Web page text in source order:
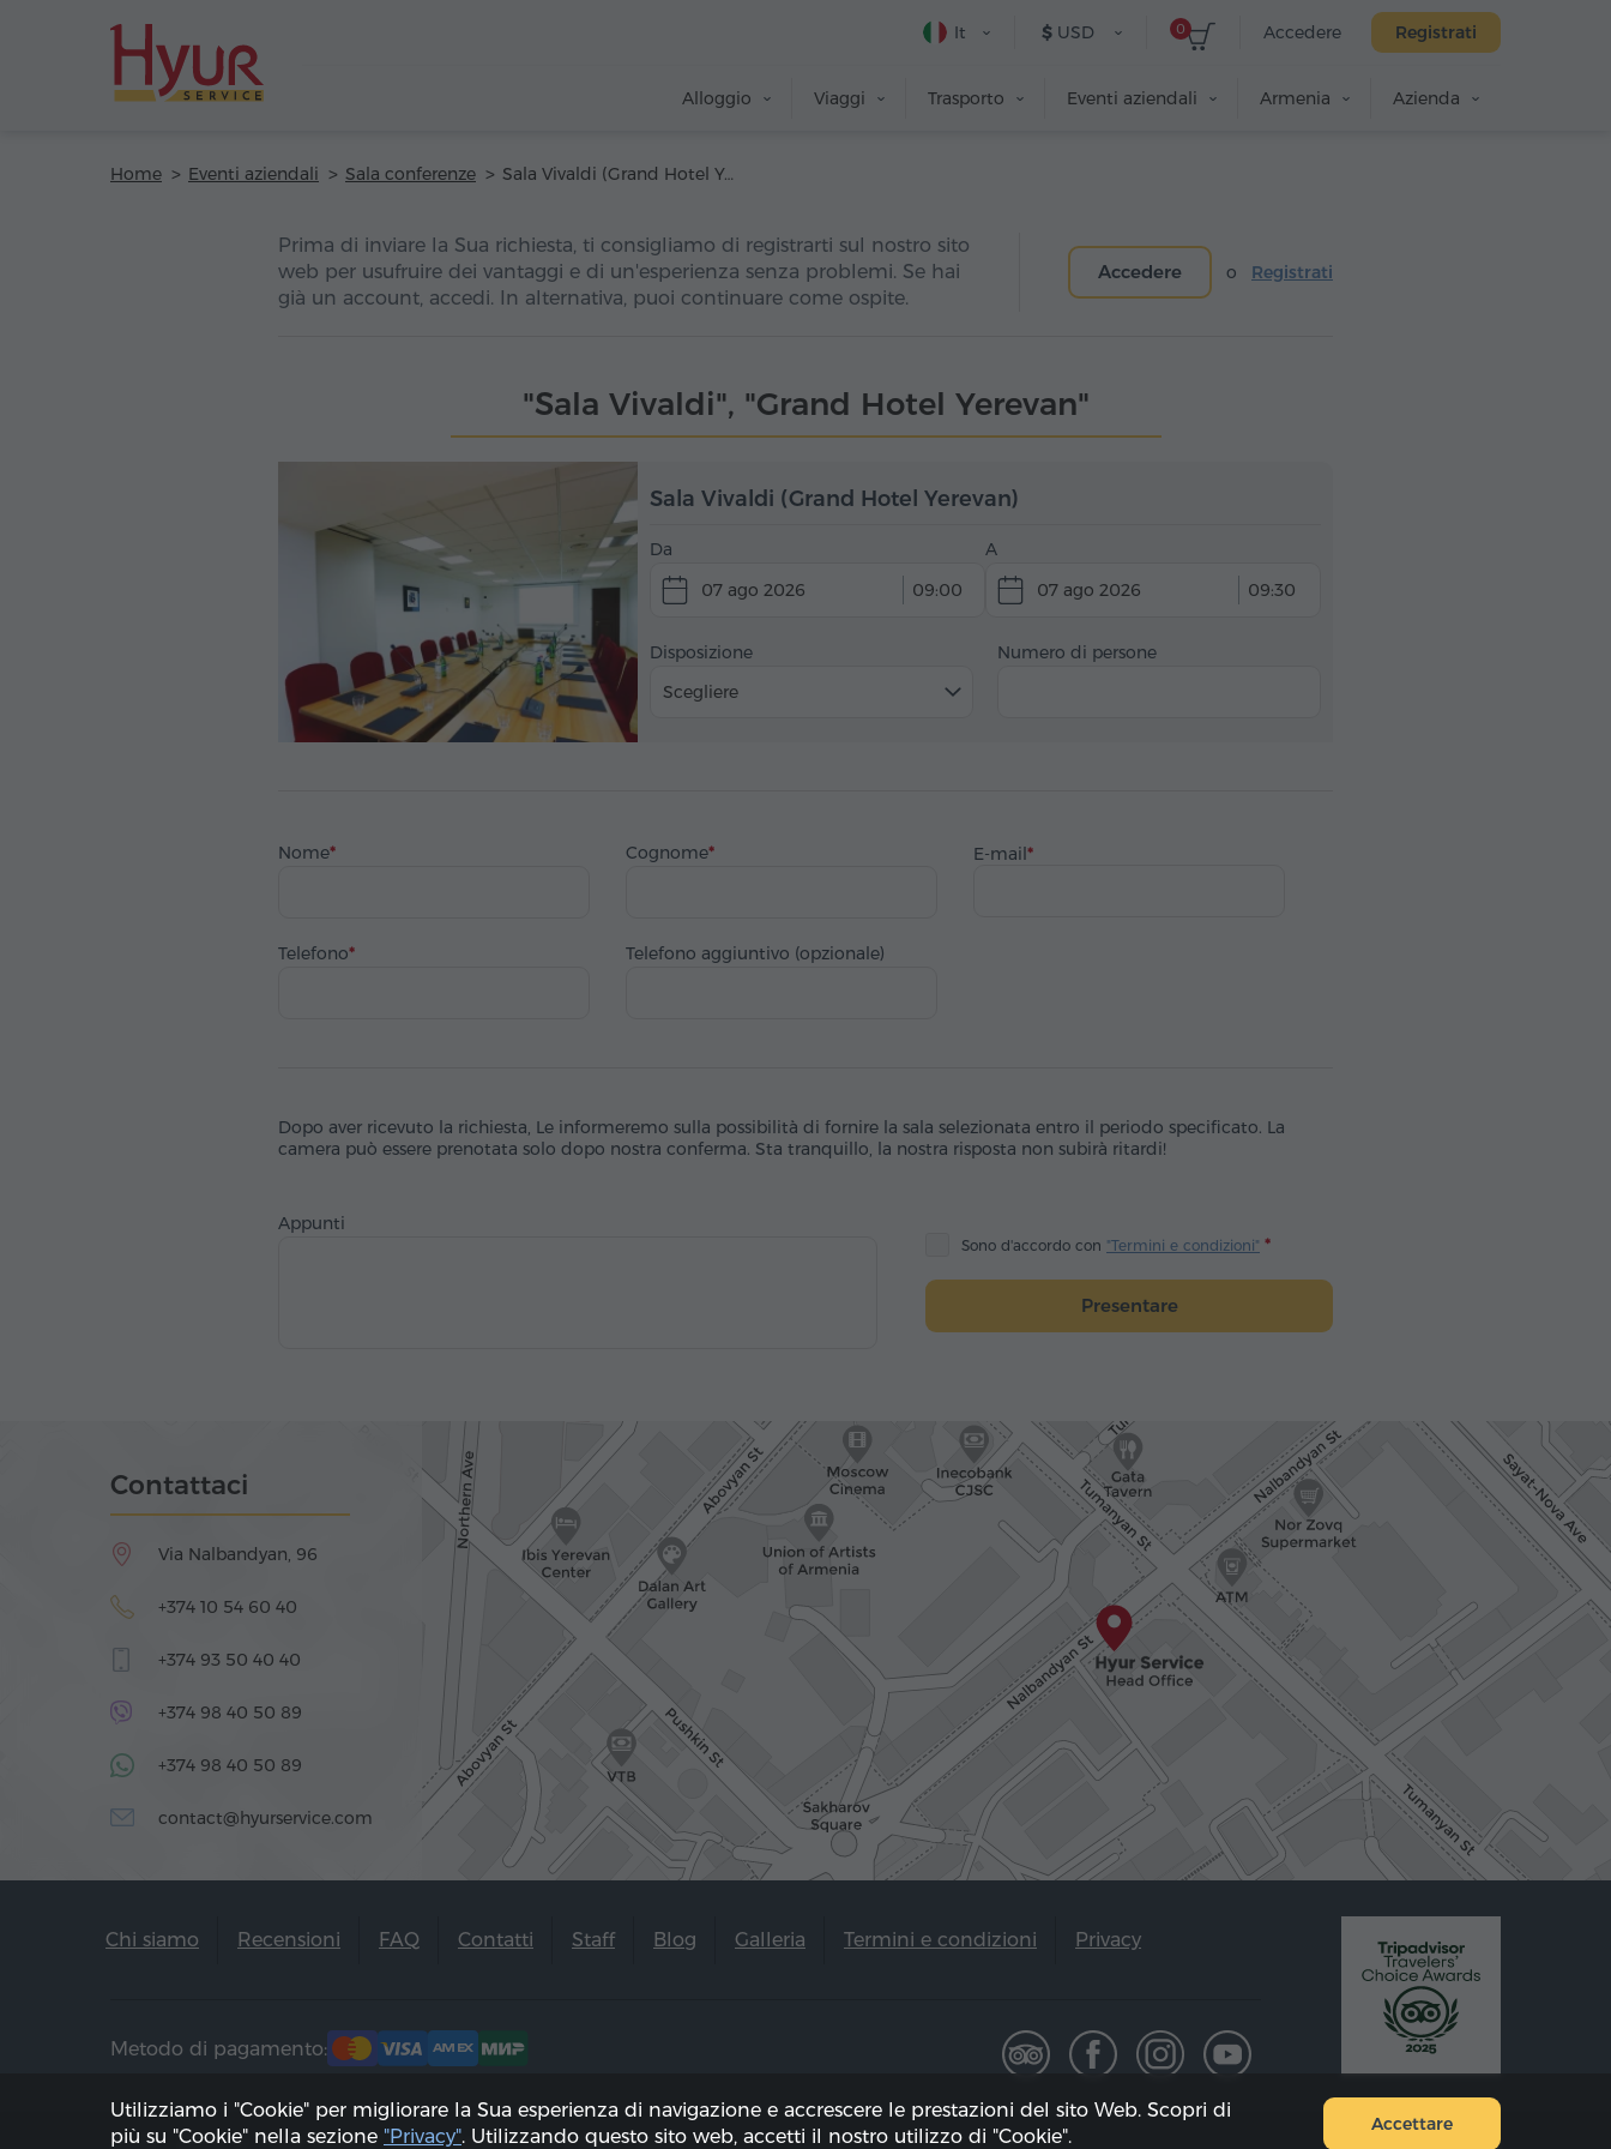
Accedere Registrati
0
$ USD
It
Alloggio Viaggi Trasporto Eventi aziendali Armenia Azienda
Home Eventi aziendali Sala conferenze Sala Vivaldi (Grand Hotel Yerevan)
Prima di inviare la Sua richiesta, ti consigliamo di registrarti sul nostro sito
web per usufruire dei vantaggi e di un'esperienza senza problemi. Se hai
già un account, accedi. In alternativa, puoi continuare come ospite.
Accedere o Registrati
"Sala Vivaldi", "Grand Hotel Yerevan"
Sala Vivaldi (Grand Hotel Yerevan)
Da
07 ago 2026
09:00
A
07 ago 2026
09:30
Disposizione
Scegliere
Numero di persone
Nome Cognome E-mail
Telefono Telefono aggiuntivo (opzionale)
Dopo aver ricevuto la richiesta, Le informeremo sulla possibilità di fornire la sala selezionata entro il periodo specificato. La
camera può essere prenotata solo dopo nostra conferma. Sta tranquillo, la nostra risposta non subirà ritardi!
Appunti
Sono d'accordo con "Termini e condizioni"
Presentare
Contattaci
Via Nalbandyan, 96
+374 10 54 60 40
+374 93 50 40 40
+374 98 40 50 89
+374 98 40 50 89
contact@hyurservice.com
Chi siamo Recensioni FAQ Contatti Staff Blog Galleria Termini e condizioni Privacy
Metodo di pagamento:
2002 - 2026, © "Hyur Service" Ltd; Aggiornato il 06.08.2026 Mappa del sito
Utilizziamo i "Cookie" per migliorare la Sua esperienza di navigazione e accrescere le prestazioni del sito Web. Scopri di
più su "Cookie" nella sezione "Privacy". Utilizzando questo sito web, accetti il ​​nostro utilizzo di "Cookie".
Accettare